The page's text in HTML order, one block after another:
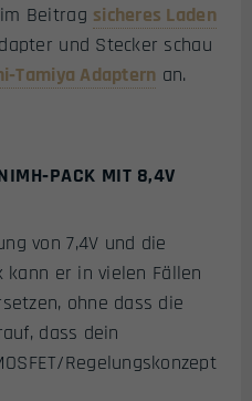
Beitrag sicheres Laden
und Stecker schau
Adaptern an.
MIT 8,4V
von 7,4V und die
er in vielen Fällen
ohne dass die
dass dein
Regelungskonzept